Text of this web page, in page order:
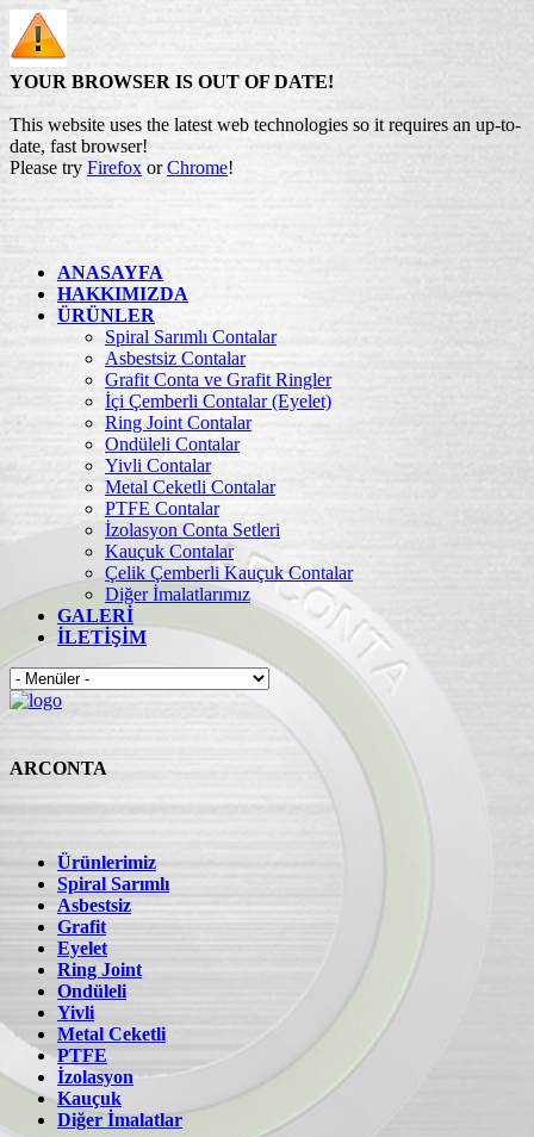
YOUR BROWSER IS OUT OF DATE!
This website uses the latest web technologies so it requires an up-to-
date, fast browser!
Please try Firefox orChrome!
ANASAYFA
HAKKIMIZDA
ÜRÜNLER
Spiral Sarımlı Contalar
Asbestsiz Contalar
Grafit Conta ve Grafit Ringler
İçi Çemberli Contalar (Eyelet)
Ring Joint Contalar
Ondüleli Contalar
Yivli Contalar
Metal Ceketli Contalar
PTFE Contalar
İzolasyon Conta Setleri
Kauçuk Contalar
Çelik Çemberli Kauçuk Contalar
Diğer İmalatlarımız
GALERİ
İLETİŞİM
ARCONTA
Ürünlerimiz
Spiral Sarımlı
Asbestsiz
Grafit
Eyelet
Ring Joint
Ondüleli
Yivli
Metal Ceketli
PTFE
İzolasyon
Kauçuk
Diğer İmalatlar